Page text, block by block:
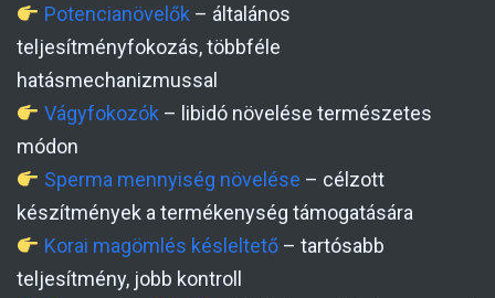
Potencianövelők – általános
teljesítményfokozás, többféle
hatásmechanizmussal
Vágyfokozók – libidó növelése természetes
módon
Sperma mennyiség növelése – célzott
készítmények a termékenység támogatására
Korai magömlés késleltető– tartósabb
teljesítmény, jobb kontroll